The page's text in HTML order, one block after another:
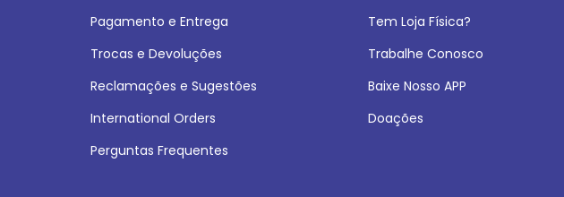
Pagamento e Entrega
Trocas e Devoluções
Reclamações e Sugestões
International Orders
Perguntas Frequentes
Tem Loja Física?
Trabalhe Conosco
Baixe Nosso APP
Doações